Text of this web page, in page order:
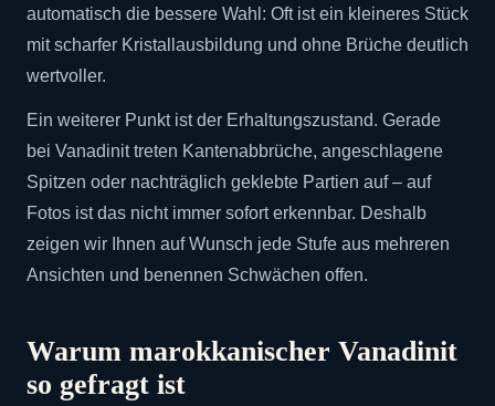
automatisch die bessere Wahl: Oft ist ein kleineres Stück
mit scharfer Kristallausbildung und ohne Brüche deutlich
wertvoller.
Ein weiterer Punkt ist der Erhaltungszustand. Gerade
bei Vanadinit treten Kantenabbrüche, angeschlagene
Spitzen oder nachträglich geklebte Partien auf – auf
Fotos ist das nicht immer sofort erkennbar. Deshalb
zeigen wir Ihnen auf Wunsch jede Stufe aus mehreren
Ansichten und benennen Schwächen offen.
Warum marokkanischer Vanadinit
so gefragt ist